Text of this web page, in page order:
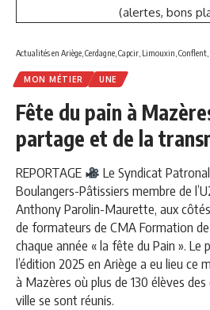
(alertes, bons
Actualités en Ariège, Cerdagne, Capcir, Limouxin,
MON MÉTIER UNE
Fête du pain à
partage et de la
REPORTAGE
Le Syndicat
Boulangers-Pâtissiers membre de
Anthony Parolin-Maurette, aux
de formateurs de CMA Formation
chaque année « la fête du Pain ». Le
l’édition 2025 en Ariège a eu lieu ce
à Mazères où plus de 130 élèves
ville se sont réunis.